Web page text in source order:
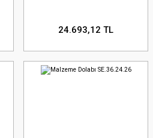
24.693,12 TL